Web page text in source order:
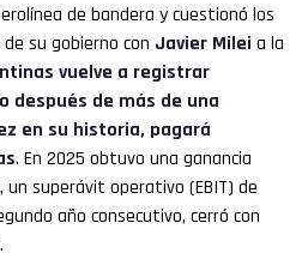
de bandera y cuestionó los
su gobierno con Javier Milei a la
vuelve a registrar
de más de una
en su historia, pagará
. En 2025 obtuvo una ganancia
superávit operativo (EBIT) de
año consecutivo, cerró con